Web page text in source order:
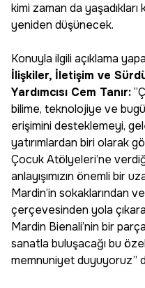
kimi zaman da
yeniden düşünecek.
Konuyla ilgili açıklama
İlişkiler, İletişim ve
Yardımcısı Cem Tanır:
bilime, teknolojiye ve
erişimini desteklemeyi,
yatırımlardan biri olarak
Çocuk Atölyeleri’ne
anlayışımızın önemli bir
Mardin’in sokaklarından
çerçevesinden yola
Mardin Bienali’nin bir
sanatla buluşacağı bu
memnuniyet duyuyoruz”